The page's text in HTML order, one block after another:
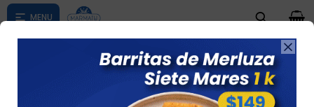

según su zona
0
